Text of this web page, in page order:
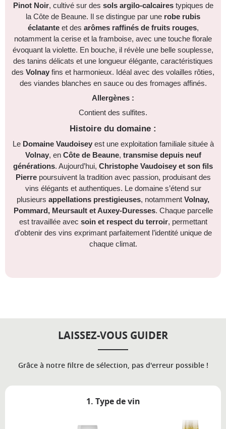
Pinot Noir, cultivé sur des sols argilo-calcairestypiques de
la Côte de Beaune. Il se distingue par une robe rubis
éclatanteet des arômes raffinés de fruits rouges,
notamment la cerise et la framboise, avec une touche florale
évoquant la violette. En bouche, il révèle une belle souplesse,
des tanins délicats et une longueur élégante, caractéristiques
des Volnay fins et harmonieux. Idéal avec des volailles rôties,
des viandes blanches en sauce ou des fromages affinés.
Allergènes :
Contient des sulfites.
Histoire du domaine :
Le Domaine Vaudoiseyest une exploitation familiale située à
Volnay, en Côte de Beaune, transmise depuis neuf
générations. Aujourd’hui, Christophe Vaudoisey et son fils
Pierrepoursuivent la tradition avec passion, produisant des
vins élégants et authentiques. Le domaine s’étend sur
plusieurs appellations prestigieuses, notamment Volnay,
Pommard, Meursault et Auxey-Duresses. Chaque parcelle
est travaillée avec soin et respect du terroir, permettant
d’obtenir des vins exprimant parfaitement l’identité unique de
chaque climat.
LAISSEZ-VOUS GUIDER
Grâce à notre filtre de sélection, pas d'erreur possible !
1. Type de vin